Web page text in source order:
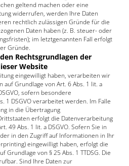
geltend machen oder eine
widerrufen, werden Ihre Daten
rechtlich zulässigen Gründe für die
Daten haben (z. B. steuer- oder
im letztgenannten Fall erfolgt
Gründe.
Rechtsgrundlagen der
Website
eingewilligt haben, verarbeiten wir
Grundlage von Art. 6 Abs. 1 lit. a
sofern besondere
1 DSGVO verarbeitet werden. Im Falle
in die Übertragung
erfolgt die Datenverarbeitung
49 Abs. 1 lit. a DSGVO. Sofern Sie in
in den Zugriff auf Informationen in Ihr
eingewilligt haben, erfolgt die
Grundlage von § 25 Abs. 1 TTDSG. Die
Sind Ihre Daten zur